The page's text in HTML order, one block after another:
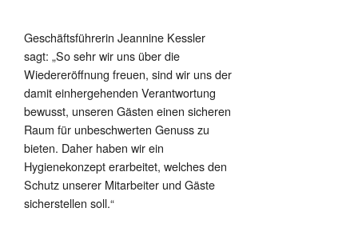
Geschäftsführerin Jeannine Kessler
sagt: „So sehr wir uns über die
Wiedereröffnung freuen, sind wir uns der
damit einhergehenden Verantwortung
bewusst, unseren Gästen einen sicheren
Raum für unbeschwerten Genuss zu
bieten. Daher haben wir ein
Hygienekonzept erarbeitet, welches den
Schutz unserer Mitarbeiter und Gäste
sicherstellen soll.“